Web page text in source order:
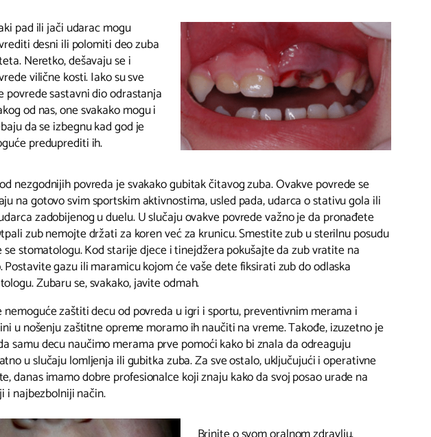
pad ili jači udarac mogu
desni ili polomiti deo zuba
Neretko, dešavaju se i
vilične kosti. Iako su sve
povrede sastavni dio odrastanja
od nas, one svakako mogu i
da se izbegnu kad god je
preduprediti ih.
nezgodnijih povreda je svakako gubitak čitavog zuba. Ovakve povrede se
na gotovo svim sportskim aktivnostima, usled pada, udarca o stativu gola ili
zadobijenog u duelu. U slučaju ovakve povrede važno je da pronađete
zub nemojte držati za koren već za krunicu. Smestite zub u sterilnu posudu
se stomatologu. Kod starije djece i tinejdžera pokušajte da zub vratite na
Postavite gazu ili maramicu kojom će vaše dete fiksirati zub do odlaska
Zubaru se, svakako, javite odmah.
nemoguće zaštiti decu od povreda u igri i sportu, preventivnim merama i
u nošenju zaštitne opreme moramo ih naučiti na vreme. Takođe, izuzetno je
samu decu naučimo merama prve pomoći kako bi znala da odreaguju
u slučaju lomljenja ili gubitka zuba. Za sve ostalo, uključujući i operativne
danas imamo dobre profesionalce koji znaju kako da svoj posao urade na
i najbezbolniji način.